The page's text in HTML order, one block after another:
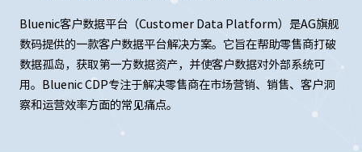
Bluenic客户数据平台（Customer Data Platform）是AG旗舰
数码提供的一款客户数据平台解决方案。它旨在帮助零售商打破
数据孤岛，获取第一方数据资产，并使客户数据对外部系统可
用。Bluenic CDP专注于解决零售商在市场营销、销售、客户洞
察和运营效率方面的常见痛点。